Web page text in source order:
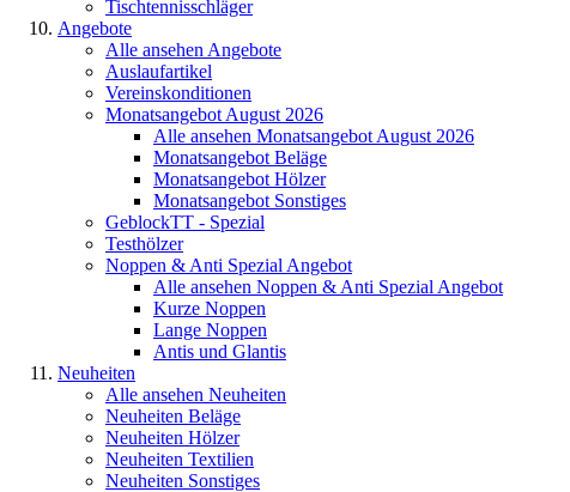
Tischtennisschläger
Angebote
Alle ansehen Angebote
Auslaufartikel
Vereinskonditionen
Monatsangebot August 2026
Alle ansehen Monatsangebot August 2026
Monatsangebot Beläge
Monatsangebot Hölzer
Monatsangebot Sonstiges
GeblockTT - Spezial
Testhölzer
Noppen & Anti Spezial Angebot
Alle ansehen Noppen & Anti Spezial Angebot
Kurze Noppen
Lange Noppen
Antis und Glantis
Neuheiten
Alle ansehen Neuheiten
Neuheiten Beläge
Neuheiten Hölzer
Neuheiten Textilien
Neuheiten Sonstiges